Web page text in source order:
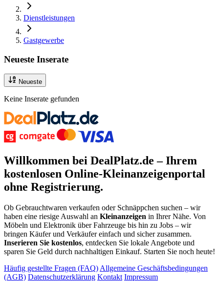
Dienstleistungen
Gastgewerbe
Neueste Inserate
Neueste
Keine Inserate gefunden
Willkommen bei DealPlatz.de – Ihrem
kostenlosen Online-Kleinanzeigenportal
ohne Registrierung.
Ob Gebrauchtwaren verkaufen oder Schnäppchen suchen – wir
haben eine riesige Auswahl an Kleinanzeigen in Ihrer Nähe. Von
Möbeln und Elektronik über Fahrzeuge bis hin zu Jobs – wir
bringen Käufer und Verkäufer einfach und sicher zusammen.
Inserieren Sie kostenlos, entdecken Sie lokale Angebote und
sparen Sie Geld durch nachhaltigen Einkauf. Starten Sie noch heute!
Häufig gestellte Fragen (FAQ) Allgemeine Geschäftsbedingungen
(AGB) Datenschutzerklärung Kontakt Impressum